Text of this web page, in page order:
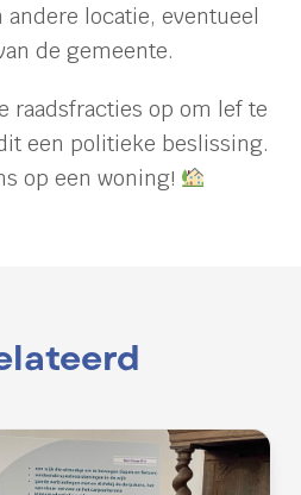
andere locatie, eventueel
de gemeente.
raadsfracties op om lef te
een politieke beslissing.
op een woning!